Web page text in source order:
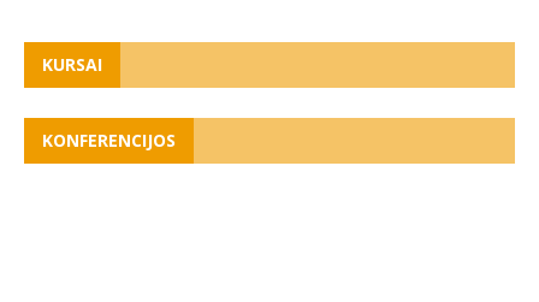
KURSAI
KONFERENCIJOS